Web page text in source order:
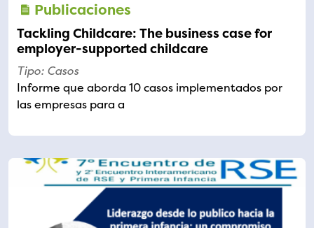
Publicaciones
Tackling Childcare: The business case for
employer-supported childcare
Tipo: Casos
Informe que aborda 10 casos implementados por
las empresas para a